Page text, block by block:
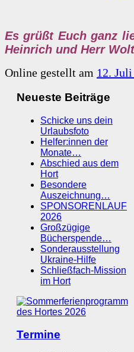
Es grüßt Euch ganz
Heinrich und Herr
Online gestellt am 12.
Neueste Beiträge
Schicke uns dein
Urlaubsfoto
Helfer:innen der
Monate…
Abschied aus dem
Hort
Besondere
Auszeichnung…
SPONSORENLAUF
2026
Großzügige
Bücherspende…
Sonderausstellung
Ukraine-Hilfe
Schließfach-Mission
im Hort
Termine